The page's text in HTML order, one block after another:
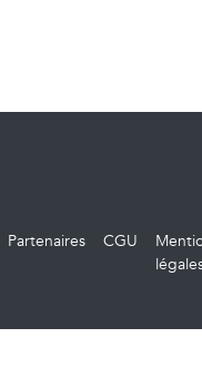
Partenaires CGU